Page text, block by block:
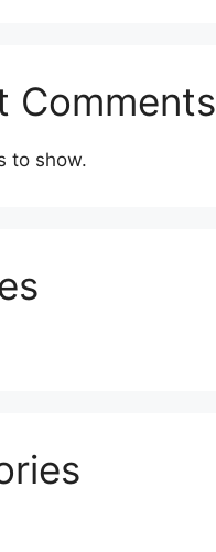
Comments
to show.